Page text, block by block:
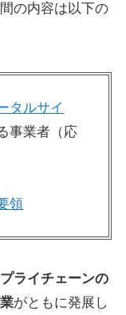
の内容は以下の
タルサイ
事業者（応
領
ライチェーンの
がともに発展し